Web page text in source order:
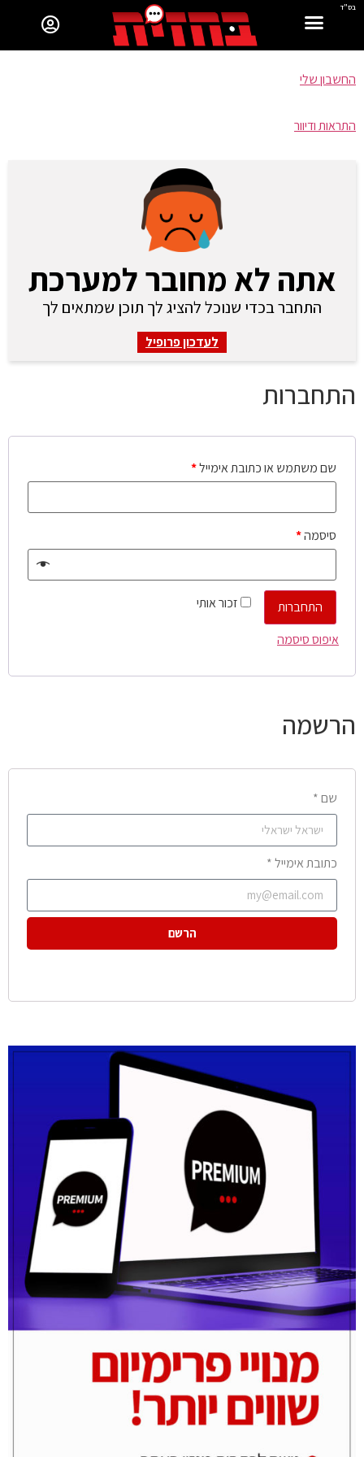
בס"ד
החשבון שלי
התראות ודיוור
אתה לא מחובר למערכת
התחבר בכדי שנוכל להציג לך תוכן שמתאים לך
לעדכון פרופיל
התחברות
שם משתמש או כתובת אימייל*
סיסמה*
זכור אותי
התחברות
איפוס סיסמה
הרשמה
שם *
כתובת אימייל *
הרשם